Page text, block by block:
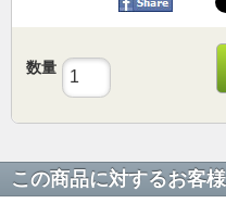
数量
この商品に対するお客